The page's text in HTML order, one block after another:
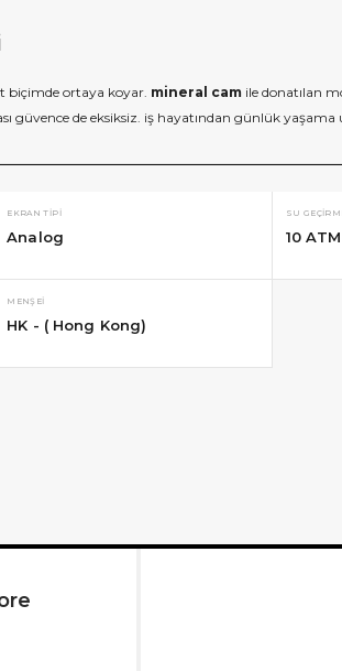
biçimde ortaya koyar. mineral cam ile donatılan
güvence de eksiksiz. iş hayatından günlük
EKRAN TIPI
Analog
SU
10 ATM
MENŞEI
HK - ( Hong Kong)